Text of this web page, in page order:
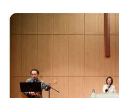
바랍니다.